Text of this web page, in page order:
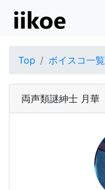
Top ボイスコ一覧
両声類謎紳士 月華